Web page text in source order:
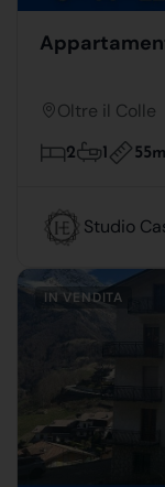
Oltre il Colle
2 1 55m
Studio
IN VENDITA